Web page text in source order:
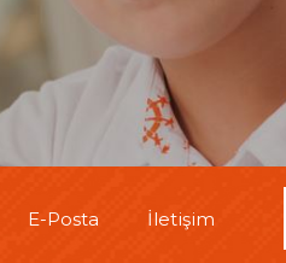
E-Posta İletişim